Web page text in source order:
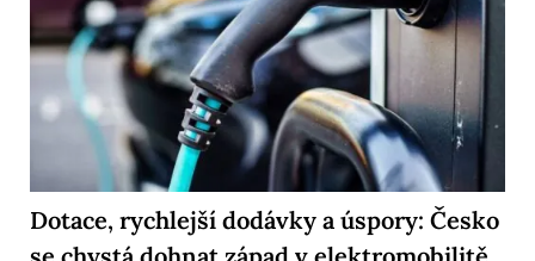
Dotace, rychlejší dodávky a úspory: Česko